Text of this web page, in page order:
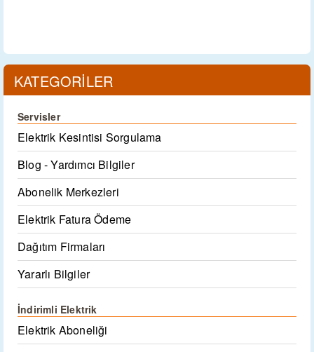
KATEGORİLER
Servisler
Elektrik Kesintisi Sorgulama
Blog - Yardımcı Bilgiler
Abonelik Merkezleri
Elektrik Fatura Ödeme
Dağıtım Firmaları
Yararlı Bilgiler
İndirimli Elektrik
Elektrik Aboneliği